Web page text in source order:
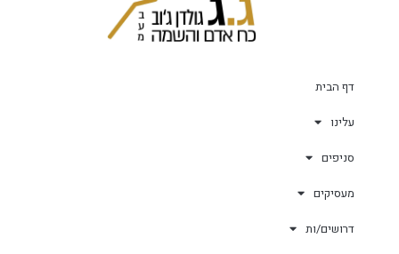
דף הבית
עלינו
סניפים
מעסיקים
דרושים/ות